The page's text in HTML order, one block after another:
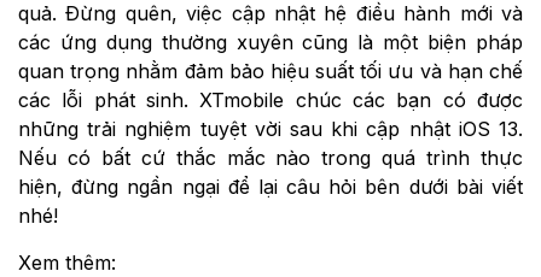
quả. Đừng quên, việc cập nhật hệ điều hành mới và
các ứng dụng thường xuyên cũng là một biện pháp
quan trọng nhằm đảm bảo hiệu suất tối ưu và hạn chế
các lỗi phát sinh. XTmobile chúc các bạn có được
những trải nghiệm tuyệt vời sau khi cập nhật iOS 13.
Nếu có bất cứ thắc mắc nào trong quá trình thực
hiện, đừng ngần ngại để lại câu hỏi bên dưới bài viết
nhé!
Xem thêm: